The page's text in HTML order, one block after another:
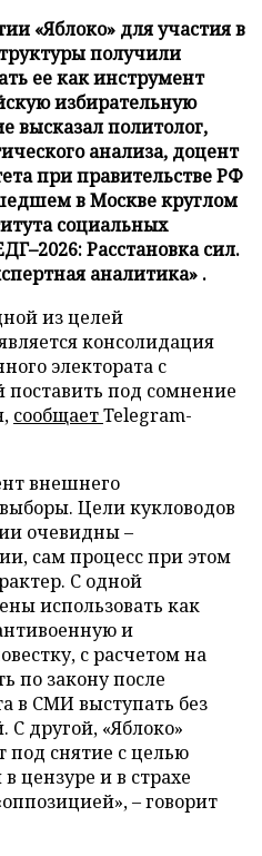
«Яблоко» для участия в
получили
ее как инструмент
избирательную
высказал политолог,
анализа, доцент
при правительстве РФ
в Москве круглом
социальных
Расстановка сил.
аналитика» .
из целей
консолидация
электората с
под сомнение
сообщаетTelegram-
внешнего
Цели кукловодов
очевидны –
сам процесс при этом
С одной
использовать как
и
с расчетом на
по закону после
в СМИ выступать без
другой, «Яблоко»
под снятие с целью
цензуре и в страхе
– говорит